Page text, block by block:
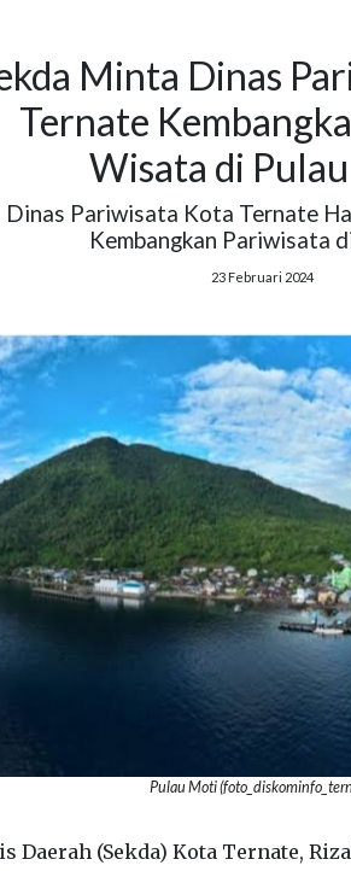
Minta Dinas
Ternate
Wisata di
Dinas Pariwisata Kota Ternate
Kembangkan Pariwisata
23 Februari 2024
Pulau Moti
Daerah (Sekda) Kota Ternate,